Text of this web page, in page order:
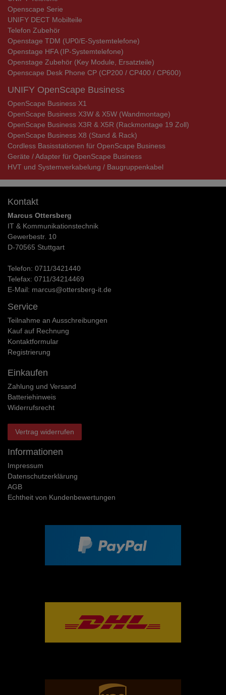
Openscape Serie
UNIFY DECT Mobilteile
Telefon Zubehör
Openstage TDM (UP0/E-Systemtelefone)
Openstage HFA (IP-Systemtelefone)
Openstage Zubehör (Key Module, Ersatzteile)
Openscape Desk Phone CP (CP200 / CP400 / CP600)
UNIFY OpenScape Business
OpenScape Business X1
OpenScape Business X3W & X5W (Wandmontage)
OpenScape Business X3R & X5R (Rackmontage 19 Zoll)
OpenScape Business X8 (Stand & Rack)
Cordless Basisstationen für OpenScape Business
Geräte / Adapter für OpenScape Business
HVT und Systemverkabelung / Baugruppenkabel
Kontakt
Marcus Ottersberg
IT & Kommunikationstechnik
Gewerbestr. 10
D-70565 Stuttgart
Telefon: 0711/3421440
Telefax: 0711/34214469
E-Mail: marcus@ottersberg-it.de
Service
Teilnahme an Ausschreibungen
Kauf auf Rechnung
Kontaktformular
Registrierung
Einkaufen
Zahlung und Versand
Batteriehinweis
Widerrufs­recht
Vertrag widerrufen
Informationen
Impressum
Daten­schutz­erklärung
AGB
Echtheit von Kundenbewertungen